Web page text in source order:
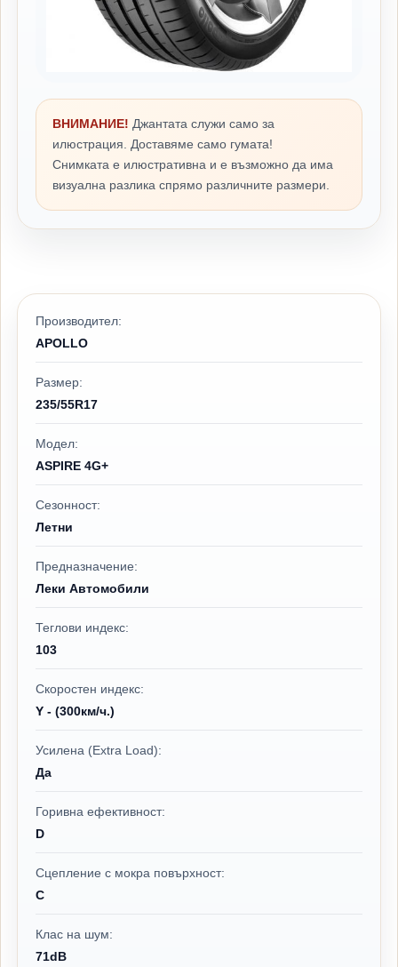
ВНИМАНИЕ! Джантата служи само за
илюстрация. Доставяме само гумата!
Снимката е илюстративна и е възможно да има
визуална разлика спрямо различните размери.
Производител:
APOLLO
Размер:
235/55R17
Модел:
ASPIRE 4G+
Сезонност:
Летни
Предназначение:
Леки Автомобили
Теглови индекс:
103
Скоростен индекс:
Y - (300км/ч.)
Усилена (Extra Load):
Да
Горивна ефективност:
D
Сцепление с мокра повърхност:
C
Клас на шум:
71dB